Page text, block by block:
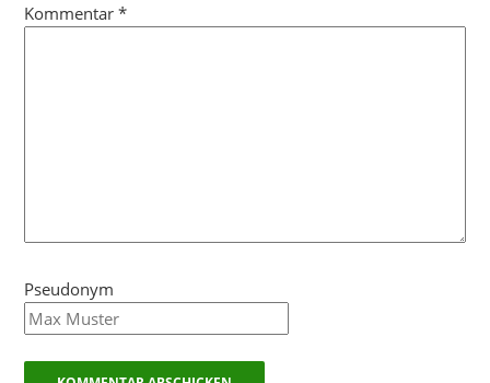
Kommentar*
Pseudonym